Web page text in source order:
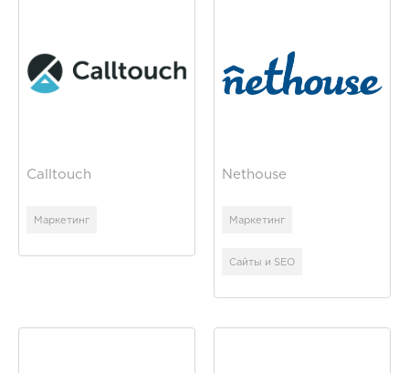
Calltouch
Маркетинг
Nethouse
Маркетинг
Сайты и SEO